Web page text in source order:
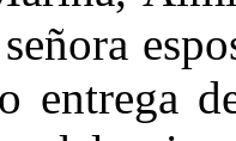
entrega